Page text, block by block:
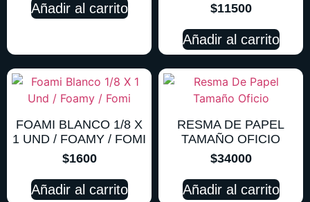
Añadir al carrito
$11500
Añadir al carrito
FOAMI BLANCO 1/8 X
1 UND / FOAMY / FOMI
$1600
Añadir al carrito
RESMA DE PAPEL
TAMAÑO OFICIO
$34000
Añadir al carrito